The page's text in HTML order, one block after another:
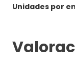
Unidades por